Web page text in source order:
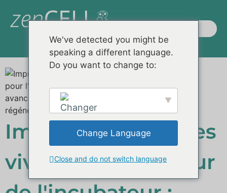
Imagerie de cellules
vivantes à l'intérieur
We've detected you might be
speaking a different language.
Do you want to change to:
English
Change Language
Close and do not switch language